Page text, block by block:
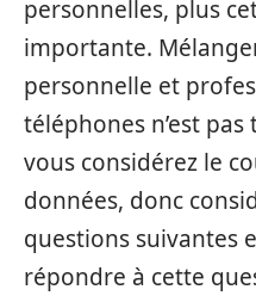
personnelles, plus
importante.
personnelle et
téléphones n’est
vous considérez le
données, donc
questions suivantes
répondre à cette